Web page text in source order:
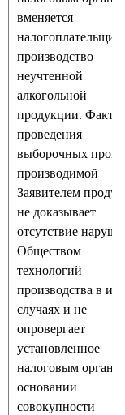
вменяется
производство
неучтенной
алкогольной
продукции. Факт
проведения
выборочных
производимой
Заявителем
не доказывает
отсутствие
Обществом
технологий
производства в
случаях и не
опровергает
установленное
налоговым
основании
совокупности